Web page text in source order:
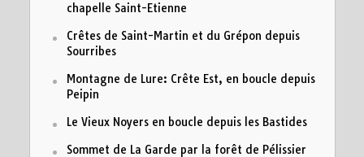
chapelle Saint-Etienne
Crêtes de Saint-Martin et du Grépon depuis
Sourribes
Montagne de Lure: Crête Est, en boucle depuis
Peipin
Le Vieux Noyers en boucle depuis les Bastides
Sommet de La Garde par la forêt de Pélissier